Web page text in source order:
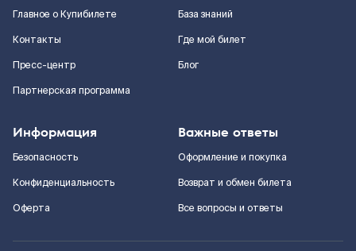
Главное о Купибилете
Контакты
Пресс-центр
Партнерская программа
База знаний
Где мой билет
Блог
Информация
Безопасность
Конфиденциальность
Оферта
Важные ответы
Оформление и покупка
Возврат и обмен билета
Все вопросы и ответы